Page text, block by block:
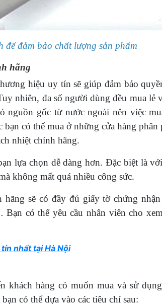
để đảm bảo chất lượng sản phẩm
hãng
hiệu uy tín sẽ giúp đảm bảo
nhiên, đa số người dùng đều mua lẻ
nguồn gốc từ nước ngoài nên việc
có thể mua ở những cửa hàng phân
nhiệt chính hãng.
lựa chọn dễ dàng hơn. Đặc biệt là
không mất quá nhiều công sức.
sẽ có đầy đủ giấy tờ chứng nhận
có thể yêu cầu nhân viên cho
nhất tại Hà Nội
khách hàng có muốn mua và sử
có thể dựa vào các tiêu chí sau: